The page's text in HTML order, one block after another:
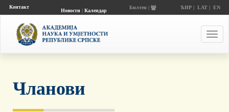
Контакт
Новости| Календар
Билтен | ЋИР| LAT| EN
Чланови